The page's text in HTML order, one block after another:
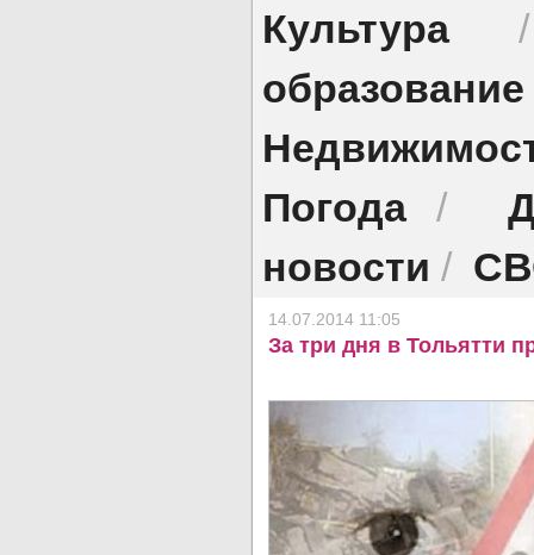
Культура
образование
Погода/
новости /
14.07.2014 11:05
За три дня в Тольятти